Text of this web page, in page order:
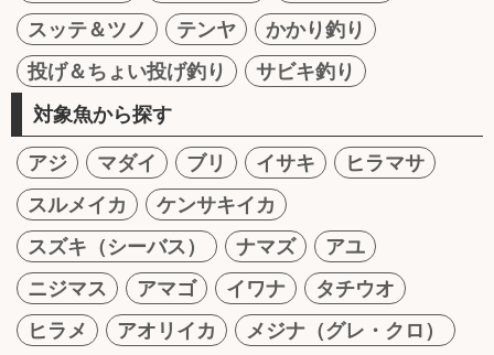
スッテ＆ツノ
テンヤ
かかり釣り
投げ＆ちょい投げ釣り
サビキ釣り
対象魚から探す
アジ マダイ ブリ イサキ
ヒラマサ
スルメイカ
ケンサキイカ
スズキ（シーバス）
ナマズ
アユ
ニジマス
アマゴ イワナ
タチウオ
ヒラメ
アオリイカ
メジナ（グレ・クロ）